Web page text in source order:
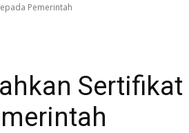
Pemerintah
Sertifikat